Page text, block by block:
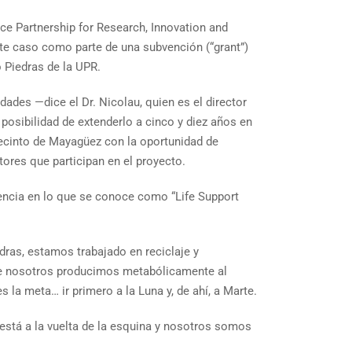
Partnership for Research, Innovation and
caso como parte de una subvención (“grant”)
de la UPR.
—dice el Dr. Nicolau, quien es el director
de extenderlo a cinco y diez años en
de Mayagüez con la oportunidad de
que participan en el proyecto.
en lo que se conoce como “Life Support
estamos trabajado en reciclaje y
nosotros producimos metabólicamente al
la meta… ir primero a la Luna y, de ahí, a Marte.
a la vuelta de la esquina y nosotros somos